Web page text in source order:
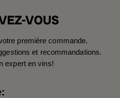
VOUS
première commande.
et recommandations.
expert en vins!